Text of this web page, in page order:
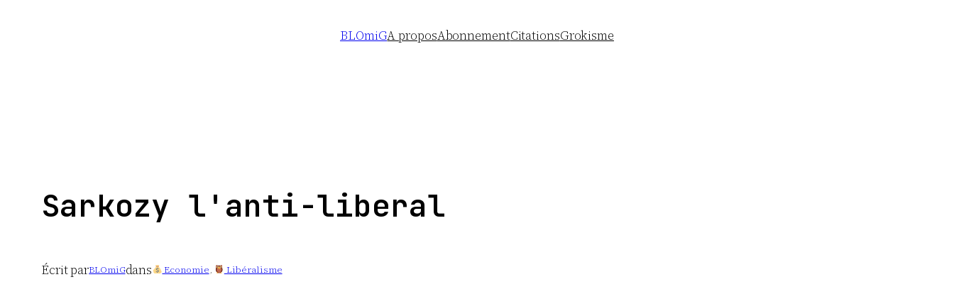
BLOmiGA proposAbonnementCitationsGrokisme
Sarkozy l'anti-liberal
Écrit parBLOmiGdans Economie, Libéralisme